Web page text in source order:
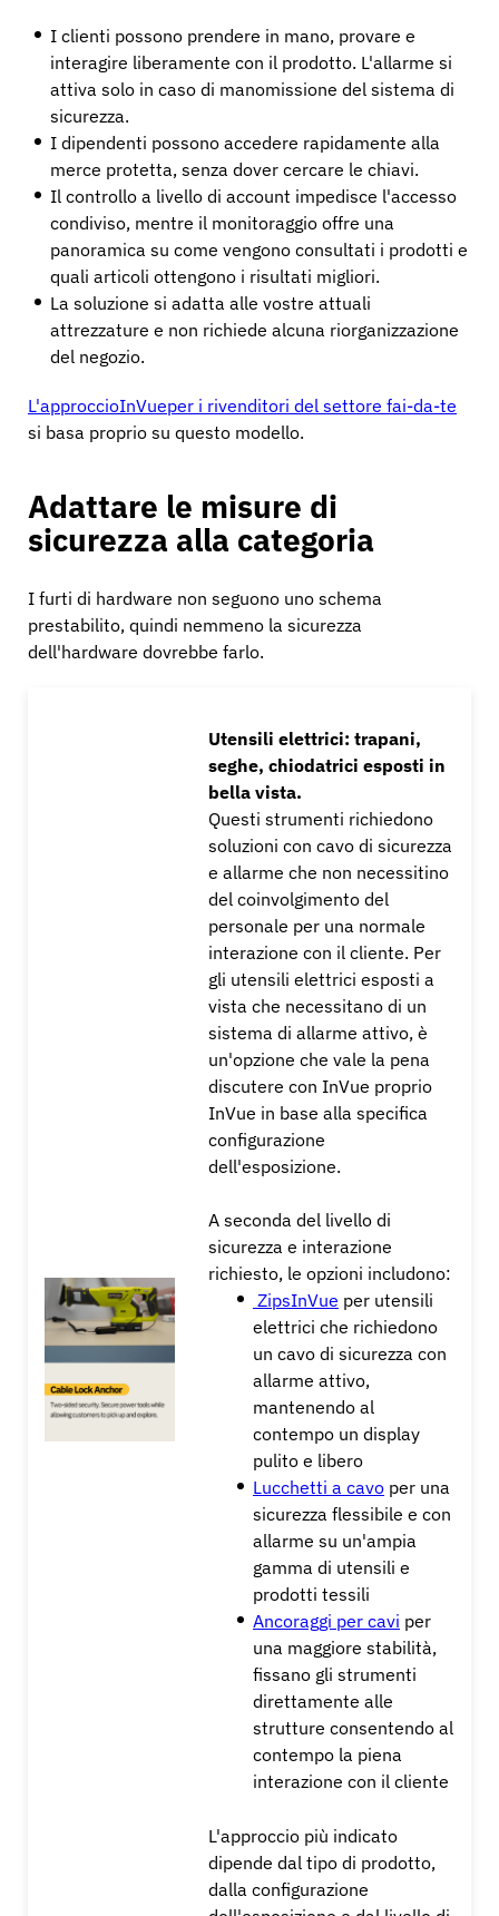
I clienti possono prendere in mano, provare e
interagire liberamente con il prodotto. L'allarme si
attiva solo in caso di manomissione del sistema di
sicurezza.
I dipendenti possono accedere rapidamente alla
merce protetta, senza dover cercare le chiavi.
Il controllo a livello di account impedisce l'accesso
condiviso, mentre il monitoraggio offre una
panoramica su come vengono consultati i prodotti e
quali articoli ottengono i risultati migliori.
La soluzione si adatta alle vostre attuali
attrezzature e non richiede alcuna riorganizzazione
del negozio.
L'approccioInVueper i rivenditori del settore fai-da-te
si basa proprio su questo modello.
Adattare le misure di
sicurezza alla categoria
I furti di hardware non seguono uno schema
prestabilito, quindi nemmeno la sicurezza
dell'hardware dovrebbe farlo.
Utensili elettrici: trapani,
seghe, chiodatrici esposti in
bella vista.
Questi strumenti richiedono
soluzioni con cavo di sicurezza
e allarme che non necessitino
del coinvolgimento del
personale per una normale
interazione con il cliente. Per
gli utensili elettrici esposti a
vista che necessitano di un
sistema di allarme attivo, è
un'opzione che vale la pena
discutere con InVue proprio
InVue in base alla specifica
configurazione
dell'esposizione.
A seconda del livello di
sicurezza e interazione
richiesto, le opzioni includono:
ZipsInVue per utensili
elettrici che richiedono
un cavo di sicurezza con
allarme attivo,
mantenendo al
contempo un display
pulito e libero
Lucchetti a cavo per una
sicurezza flessibile e con
allarme su un'ampia
gamma di utensili e
prodotti tessili
Ancoraggi per cavi per
una maggiore stabilità,
fissano gli strumenti
direttamente alle
strutture consentendo al
contempo la piena
interazione con il cliente
L'approccio più indicato
dipende dal tipo di prodotto,
dalla configurazione